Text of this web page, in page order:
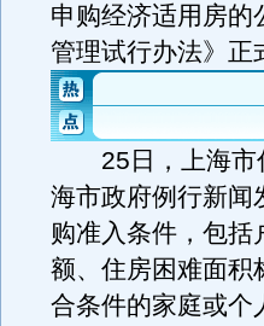
申购经济适用房的
管理试行办法》正
25日，上海市
海市政府例行新闻
购准入条件，包
额、住房困难面积
合条件的家庭或个